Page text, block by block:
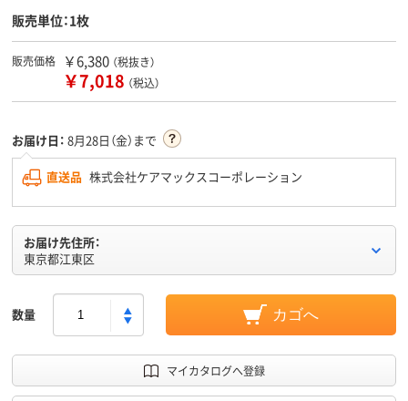
販売単位：1枚
販売価格 ￥6,380 （税抜き）
￥7,018 （税込）
お届け日： 8月28日（金）まで
直送品 株式会社ケアマックスコーポレーション
お届け先住所：
東京都江東区
数量 カゴへ
マイカタログへ登録